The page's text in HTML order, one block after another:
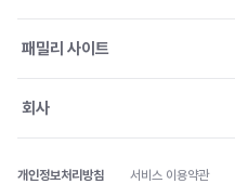
패밀리 사이트
회사
개인정보처리방침 서비스 이용약관